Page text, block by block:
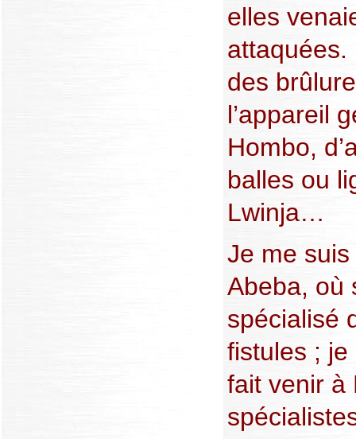
elles
attaquées.
des
l’appareil
Hombo,
balles ou
Lwinja…
Je me
Abeba, où
spécialisé
fistules ; je
fait venir à